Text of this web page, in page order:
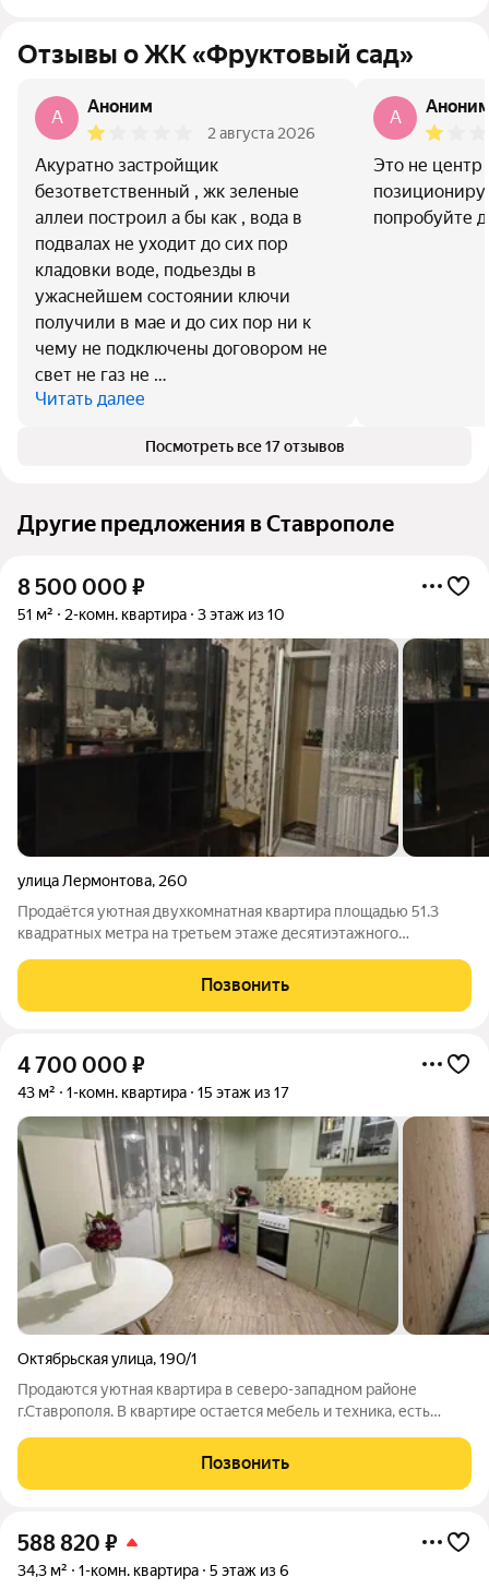
Отзывы о ЖК «Фруктовый сад»
A
Аноним
2 августа 2026
Акуратно застройщик
безответственный , жк зеленые
аллеи построил а бы как , вода в
подвалах не уходит до сих пор
кладовки воде, подьезды в
ужаснейшем состоянии ключи
получили в мае и до сих пор ни к
чему не подключены договором не
свет не газ не …
Читать далее
A
Это не центр
попробуйте
Посмотреть все 17 отзывов
Другие предложения в Ставрополе
8 500 000 ₽
51 м² 2-комн. квартира 3 этаж из 10
улица Лермонтова, 260
Продаётся уютная двухкомнатная квартира площадью 51.3
квадратных метра на третьем этаже десятиэтажного
Ставрополь, 25-й микрорайон, улицы Лермонтова, 260 и Льва
Толстого, 49. Жилая площадь составляет
Позвонить
4 700 000 ₽
43 м² 1-комн. квартира 15 этаж из 17
Октябрьская улица,190/1
Продаются уютная квартира в северо-западном районе
г.Ставрополя. В квартире остается мебель и техника, есть
Позвонить
588 820 ₽
34,3 м² 1-комн. квартира 5 этаж из 6